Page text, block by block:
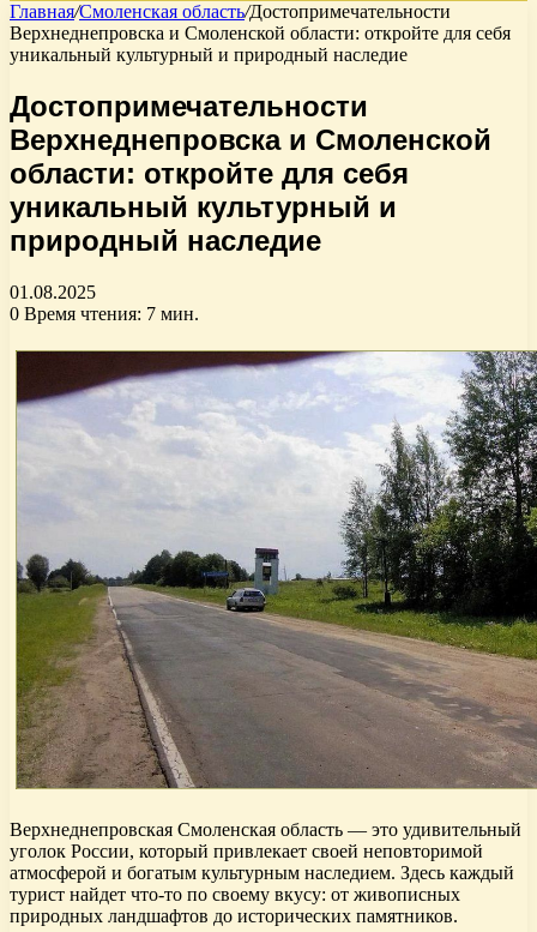
Главная/Смоленская область/Достопримечательности
Верхнеднепровска и Смоленской области: откройте для себя
уникальный культурный и природный наследие
Достопримечательности
Верхнеднепровска и Смоленской
области: откройте для себя
уникальный культурный и
природный наследие
01.08.2025
0 Время чтения: 7 мин.
Верхнеднепровская Смоленская область — это удивительный
уголок России, который привлекает своей неповторимой
атмосферой и богатым культурным наследием. Здесь каждый
турист найдет что-то по своему вкусу: от живописных
природных ландшафтов до исторических памятников.